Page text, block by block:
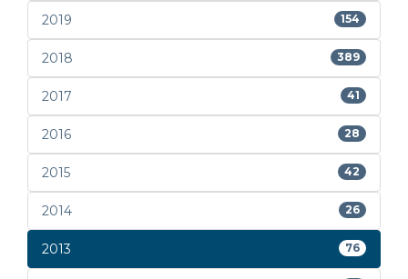
2019 154
2018 389
2017 41
2016 28
2015 42
2014 26
2013 76